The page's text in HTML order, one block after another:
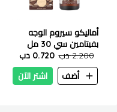
أماليكو سيروم الوجه
بفيتامين سي 30 مل
2.200 دب
0.720 دب
أضف
اشتر الآن